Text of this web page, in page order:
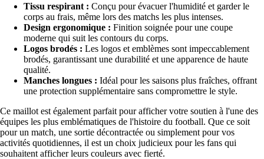
Tissu respirant : Conçu pour évacuer l'humidité et garder le
corps au frais, même lors des matchs les plus intenses.
Design ergonomique : Finition soignée pour une coupe
moderne qui suit les contours du corps.
Logos brodés : Les logos et emblèmes sont impeccablement
brodés, garantissant une durabilité et une apparence de haute
qualité.
Manches longues : Idéal pour les saisons plus fraîches, offrant
une protection supplémentaire sans compromettre le style.
Ce maillot est également parfait pour afficher votre soutien à l'une des
équipes les plus emblématiques de l'histoire du football. Que ce soit
pour un match, une sortie décontractée ou simplement pour vos
activités quotidiennes, il est un choix judicieux pour les fans qui
souhaitent afficher leurs couleurs avec fierté.